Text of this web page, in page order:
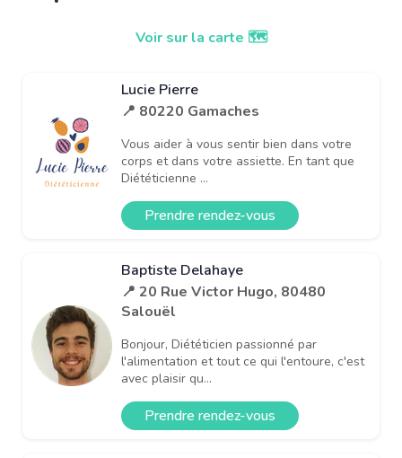
Voir sur la carte 🗺️
Lucie Pierre
📍 80220 Gamaches
Vous aider à vous sentir bien dans votre
corps et dans votre assiette. En tant que
Diététicienne ...
Prendre rendez-vous
Baptiste Delahaye
📍 20 Rue Victor Hugo, 80480
Salouël
Bonjour, Diététicien passionné par
l'alimentation et tout ce qui l'entoure, c'est
avec plaisir qu...
Prendre rendez-vous